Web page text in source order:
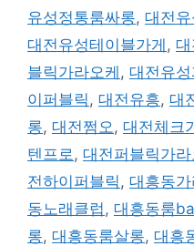
유성정통룸싸롱, 대전
대전유성테이블가게 ,
블릭가라오케 , 대전유
이퍼블릭, 대전유흥, 대
롱, 대전쩜오, 대전체크
텐프로, 대전퍼블릭가라
전하이퍼블릭, 대흥동가
동노래클럽, 대흥동룸
롱, 대흥동룸살롱, 대흥